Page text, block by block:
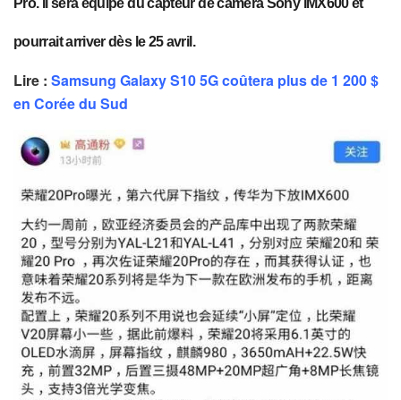
pourrait arriver dès le 25 avril.
Lire : Samsung Galaxy S10 5G coûtera plus de 1 200 $
en Corée du Sud